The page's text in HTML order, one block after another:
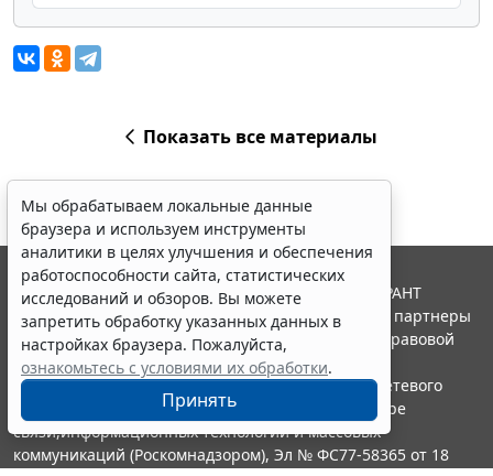
Показать все материалы
Мы обрабатываем локальные данные
браузера и используем инструменты
аналитики в целях улучшения и обеспечения
работоспособности сайта, статистических
исследований и обзоров. Вы можете
запретить обработку указанных данных в
настройках браузера. Пожалуйста,
ознакомьтесь с условиями их обработки.
Принять
© ООО "НПП "ГАРАНТ-СЕРВИС", 2026. Система ГАРАНТ
выпускается с 1990 года. Компания "Гарант" и ее партнеры
являются участниками Российской ассоциации правовой
информации ГАРАНТ.
Портал ГАРАНТ.РУ зарегистрирован в качестве сетевого
издания Федеральной службой по надзору в сфере
связи,информационных технологий и массовых
коммуникаций (Роскомнадзором), Эл № ФС77-58365 от 18